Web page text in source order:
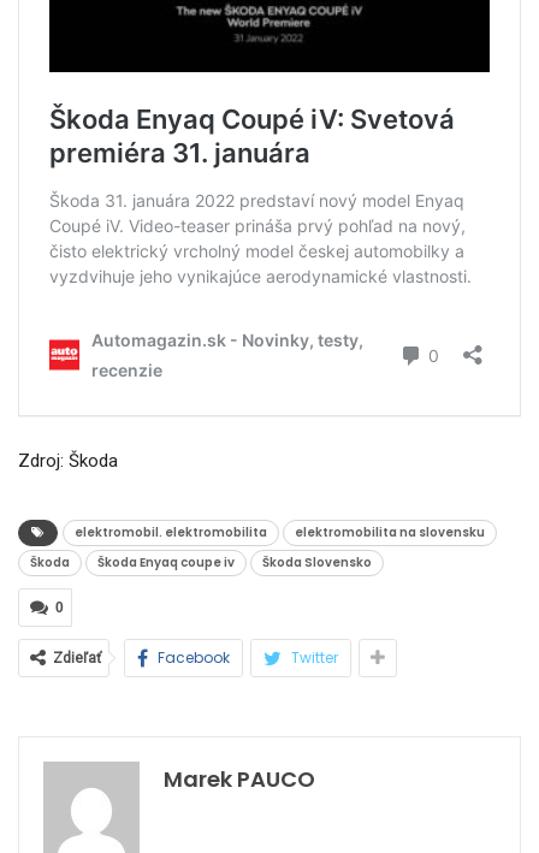
Zdroj: Škoda
elektromobil. elektromobilita
elektromobilita na slovensku
Škoda
Škoda Enyaq coupe iv Škoda Slovensko
0
Zdieľať Facebook Twitter
Marek PAUCO